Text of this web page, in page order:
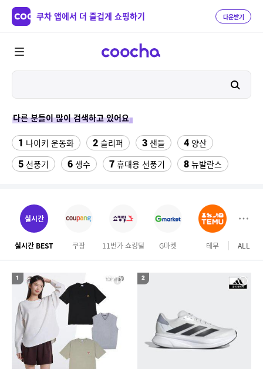
쿠차 앱에서 더 즐겁게 쇼핑하기 다운받기
다른 분들이 많이 검색하고 있어요
1 나이키 운동화 2 슬리퍼 3 샌들 4 양산
5 선풍기 6 생수 7 휴대용 선풍기 8 뉴발란스
12 폴드6케이스
15 블루원 삼육두유 검은콩과볶은귀리 190ml x 96팩
17 맥심커피믹스 18 275/40/19 19 bmw 3gt ALL
실시간
실시간 BEST 쿠팡 11번가 쇼킹딜 G마켓 테무 오늘
1 2